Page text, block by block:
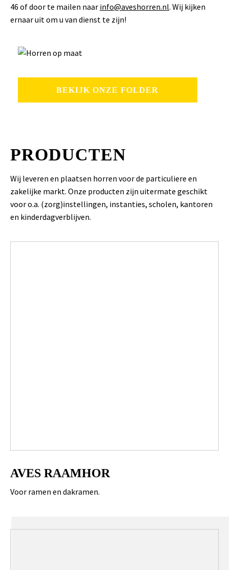
46 of door te mailen naar info@aveshorren.nl. Wij kijken
ernaar uit om u van dienst te zijn!
BEKIJK ONZE FOLDER
PRODUCTEN
Wij leveren en plaatsen horren voor de particuliere en
zakelijke markt. Onze producten zijn uitermate geschikt
voor o.a. (zorg)instellingen, instanties, scholen, kantoren
en kinderdagverblijven.
AVES RAAMHOR
Voor ramen en dakramen.